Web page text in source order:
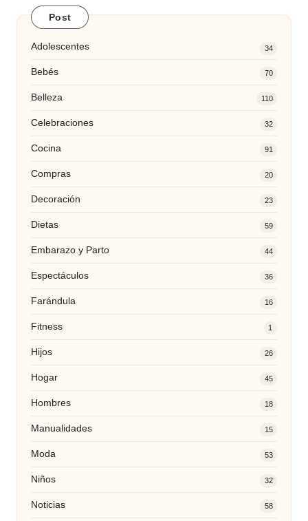
Post
Adolescentes 34
Bebés 70
Belleza 110
Celebraciones 32
Cocina 91
Compras 20
Decoración 23
Dietas 59
Embarazo y Parto 44
Espectáculos 36
Farándula 16
Fitness 1
Hijos 26
Hogar 45
Hombres 18
Manualidades 15
Moda 53
Niños 32
Noticias 58